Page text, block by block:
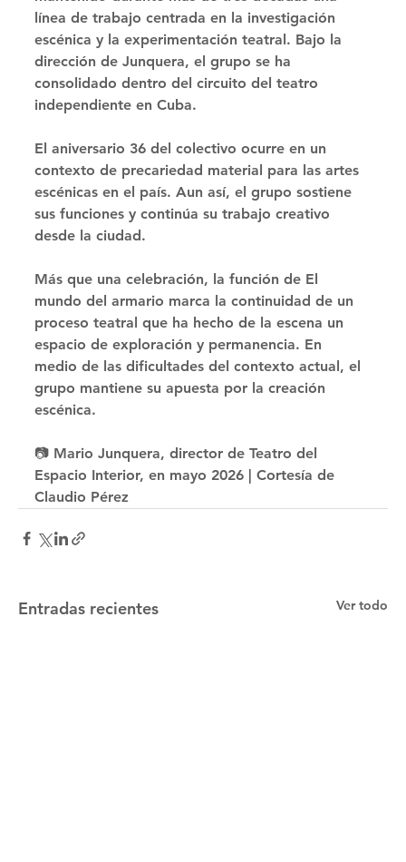
línea de trabajo centrada en la investigación
escénica y la experimentación teatral. Bajo la
dirección de Junquera, el grupo se ha
consolidado dentro del circuito del teatro
independiente en Cuba.
El aniversario 36 del colectivo ocurre en un
contexto de precariedad material para las artes
escénicas en el país. Aun así, el grupo sostiene
sus funciones y continúa su trabajo creativo
desde la ciudad.
Más que una celebración, la función de El
mundo del armario marca la continuidad de un
proceso teatral que ha hecho de la escena un
espacio de exploración y permanencia. En
medio de las dificultades del contexto actual, el
grupo mantiene su apuesta por la creación
escénica.
📷 Mario Junquera, director de Teatro del
Espacio Interior, en mayo 2026 | Cortesía de
Claudio Pérez
Entradas recientes Ver todo